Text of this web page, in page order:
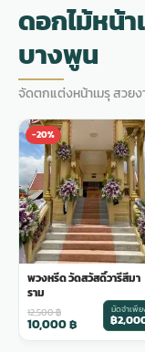
ดอกไม้หน้
บางพูน
จัดตกแต่งหน้าเมรุ สวย
-20%
พวงหรีด วัดสวัสดิ์วารีสีมา
ราม
12,500฿
10,000฿
มัดจำเพีย
฿